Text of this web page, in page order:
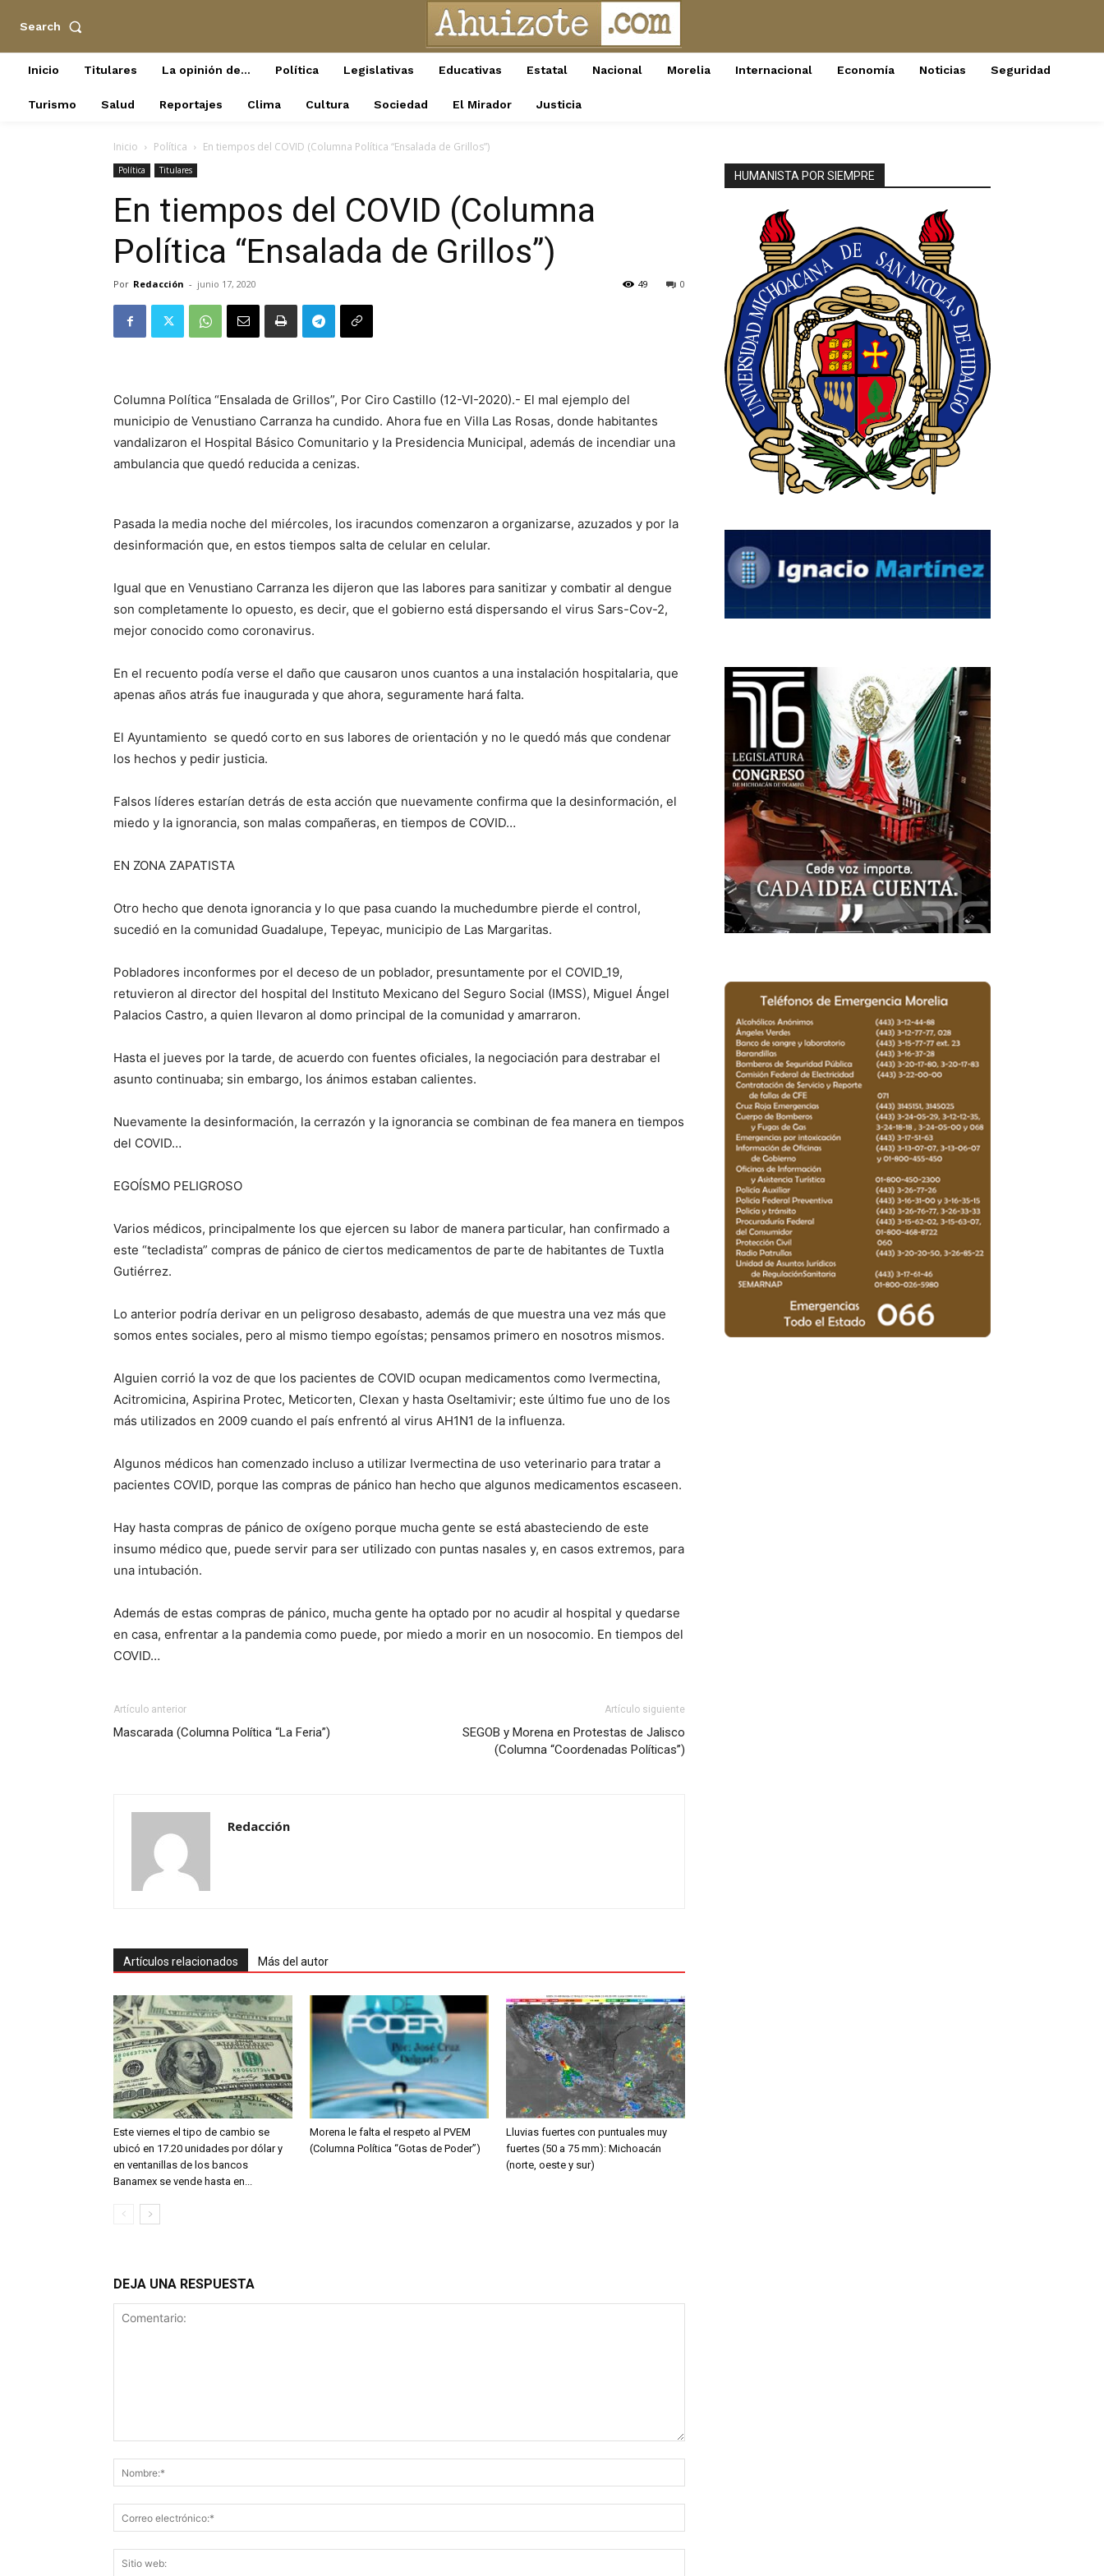
Search
Inicio Titulares La opinión de… Política Legislativas Educativas Estatal Nacional Morelia Internacional Economía Noticias Seguridad
Turismo Salud Reportajes Clima Cultura Sociedad El Mirador Justicia
Inicio Política En tiempos del COVID (Columna Política “Ensalada de Grillos”)
Política Titulares
En tiempos del COVID (Columna
Política “Ensalada de Grillos”)
Por Redacción - junio 17, 2020 0
49
Columna Política “Ensalada de Grillos”, Por Ciro Castillo (12-VI-2020).- El mal ejemplo del
municipio de Venustiano Carranza ha cundido. Ahora fue en Villa Las Rosas, donde habitantes
vandalizaron el Hospital Básico Comunitario y la Presidencia Municipal, además de incendiar una
ambulancia que quedó reducida a cenizas.
Pasada la media noche del miércoles, los iracundos comenzaron a organizarse, azuzados y por la
desinformación que, en estos tiempos salta de celular en celular.
Igual que en Venustiano Carranza les dijeron que las labores para sanitizar y combatir al dengue
son completamente lo opuesto, es decir, que el gobierno está dispersando el virus Sars-Cov-2,
mejor conocido como coronavirus.
En el recuento podía verse el daño que causaron unos cuantos a una instalación hospitalaria, que
apenas años atrás fue inaugurada y que ahora, seguramente hará falta.
El Ayuntamiento se quedó corto en sus labores de orientación y no le quedó más que condenar
los hechos y pedir justicia.
Falsos líderes estarían detrás de esta acción que nuevamente confirma que la desinformación, el
miedo y la ignorancia, son malas compañeras, en tiempos de COVID…
EN ZONA ZAPATISTA
Otro hecho que denota ignorancia y lo que pasa cuando la muchedumbre pierde el control,
sucedió en la comunidad Guadalupe, Tepeyac, municipio de Las Margaritas.
Pobladores inconformes por el deceso de un poblador, presuntamente por el COVID_19,
retuvieron al director del hospital del Instituto Mexicano del Seguro Social (IMSS), Miguel Ángel
Palacios Castro, a quien llevaron al domo principal de la comunidad y amarraron.
Hasta el jueves por la tarde, de acuerdo con fuentes oficiales, la negociación para destrabar el
asunto continuaba; sin embargo, los ánimos estaban calientes.
Nuevamente la desinformación, la cerrazón y la ignorancia se combinan de fea manera en tiempos
del COVID…
EGOÍSMO PELIGROSO
Varios médicos, principalmente los que ejercen su labor de manera particular, han confirmado a
este “tecladista” compras de pánico de ciertos medicamentos de parte de habitantes de Tuxtla
Gutiérrez.
Lo anterior podría derivar en un peligroso desabasto, además de que muestra una vez más que
somos entes sociales, pero al mismo tiempo egoístas; pensamos primero en nosotros mismos.
Alguien corrió la voz de que los pacientes de COVID ocupan medicamentos como Ivermectina,
Acitromicina, Aspirina Protec, Meticorten, Clexan y hasta Oseltamivir; este último fue uno de los
más utilizados en 2009 cuando el país enfrentó al virus AH1N1 de la influenza.
Algunos médicos han comenzado incluso a utilizar Ivermectina de uso veterinario para tratar a
pacientes COVID, porque las compras de pánico han hecho que algunos medicamentos escaseen.
Hay hasta compras de pánico de oxígeno porque mucha gente se está abasteciendo de este
insumo médico que, puede servir para ser utilizado con puntas nasales y, en casos extremos, para
una intubación.
Además de estas compras de pánico, mucha gente ha optado por no acudir al hospital y quedarse
en casa, enfrentar a la pandemia como puede, por miedo a morir en un nosocomio. En tiempos del
COVID…
Artículo anterior
Mascarada (Columna Política “La Feria”)
Artículo siguiente
SEGOB y Morena en Protestas de Jalisco
(Columna “Coordenadas Políticas”)
Redacción
Artículos relacionados Más del autor
Este viernes el tipo de cambio se
ubicó en 17.20 unidades por dólar y
en ventanillas de los bancos
Banamex se vende hasta en...
Morena le falta el respeto al PVEM
(Columna Política “Gotas de Poder”)
Lluvias fuertes con puntuales muy
fuertes (50 a 75 mm): Michoacán
(norte, oeste y sur)
DEJA UNA RESPUESTA
HUMANISTA POR SIEMPRE